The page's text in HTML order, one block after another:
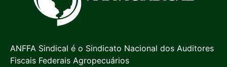
ANFFA Sindical é o Sindicato Nacional dos Auditores
Fiscais Federais Agropecuários